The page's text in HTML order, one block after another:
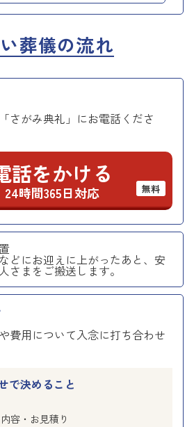
葬儀の流れ
さがみ典礼」にお電話くださ
話をかける
24時間365日対応 無料
どにお迎えに上がったあと、安
さまをご搬送します。
費用について入念に打ち合わせ
で決めること
容・お見積り